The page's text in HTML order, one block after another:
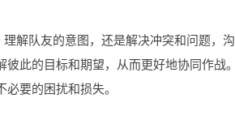
解队友的意图，还是解决冲突和问题，沟
此的目标和期望，从而更好地协同作战。
要的困扰和损失。